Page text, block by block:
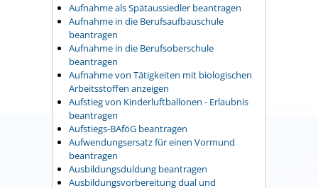
Aufnahme als Spätaussiedler beantragen
Aufnahme in die Berufsaufbauschule
beantragen
Aufnahme in die Berufsoberschule
beantragen
Aufnahme von Tätigkeiten mit biologischen
Arbeitsstoffen anzeigen
Aufstieg von Kinderluftballonen - Erlaubnis
beantragen
Aufstiegs-BAföG beantragen
Aufwendungsersatz für einen Vormund
beantragen
Ausbildungsduldung beantragen
Ausbildungsvorbereitung dual und